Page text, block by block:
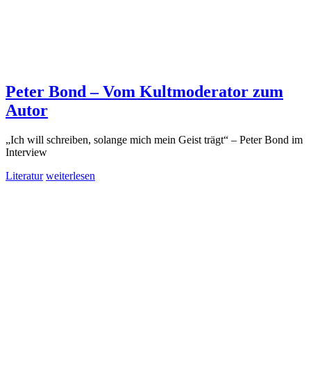
Peter Bond – Vom Kultmoderator zum
Autor
„Ich will schreiben, solange mich mein Geist trägt“ – Peter Bond im
Interview
Literatur weiterlesen